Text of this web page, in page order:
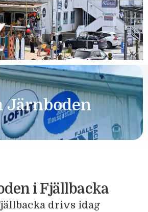
Järnboden
i Fjällbacka
drivs idag